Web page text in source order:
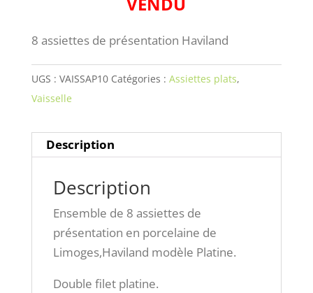
8 assiettes de présentation Haviland
UGS : VAISSAP10 Catégories : Assiettes plats,
Vaisselle
Description
Description
Ensemble de 8 assiettes de
présentation en porcelaine de
Limoges,Haviland modèle Platine.
Double filet platine.